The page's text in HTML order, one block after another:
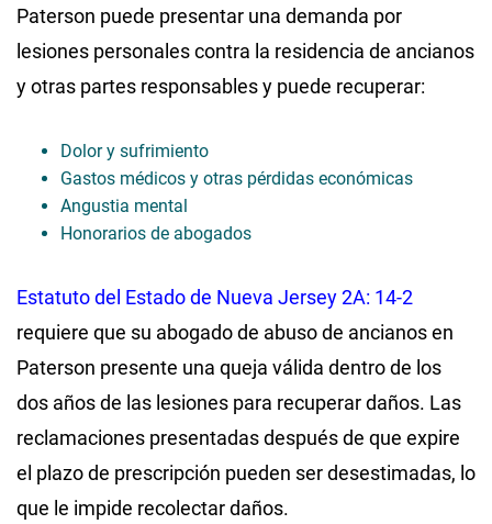
Paterson puede presentar una demanda por
lesiones personales contra la residencia de ancianos
y otras partes responsables y puede recuperar:
Dolor y sufrimiento
Gastos médicos y otras pérdidas económicas
Angustia mental
Honorarios de abogados
Estatuto del Estado de Nueva Jersey 2A: 14-2
requiere que su abogado de abuso de ancianos en
Paterson presente una queja válida dentro de los
dos años de las lesiones para recuperar daños. Las
reclamaciones presentadas después de que expire
el plazo de prescripción pueden ser desestimadas, lo
que le impide recolectar daños.